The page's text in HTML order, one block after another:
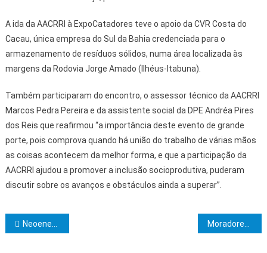
A ida da AACRRI à ExpoCatadores teve o apoio da CVR Costa do
Cacau, única empresa do Sul da Bahia credenciada para o
armazenamento de resíduos sólidos, numa área localizada às
margens da Rodovia Jorge Amado (Ilhéus-Itabuna).
Também participaram do encontro, o assessor técnico da AACRRI
Marcos Pedra Pereira e da assistente social da DPE Andréa Pires
dos Reis que reafirmou “a importância deste evento de grande
porte, pois comprova quando há união do trabalho de várias mãos
as coisas acontecem da melhor forma, e que a participação da
AACRRI ajudou a promover a inclusão socioprodutiva, puderam
discutir sobre os avanços e obstáculos ainda a superar”.
Navegação de Post
Neoenergia Coelba amplia efetivo em campo e alerta a população para a segurança no período de chuvas no Sul e Oeste da Bahia